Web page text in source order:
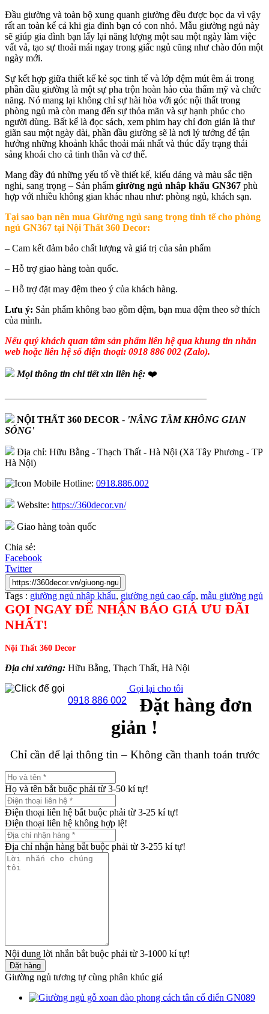
Đầu giường và toàn bộ xung quanh giường đều được bọc da vì vậy
rất an toàn kể cả khi gia đình bạn có con nhỏ. Mẫu giường ngủ này
sẽ giúp gia đình bạn lấy lại năng lượng một sau một ngày làm việc
vất vả, tạo sự thoải mái ngay trong giấc ngủ cũng như chào đón một
ngày mới.
Sự kết hợp giữa thiết kế kẻ sọc tinh tế và lớp đệm mút êm ái trong
phần đầu giường là một sự pha trộn hoàn hảo của thẩm mỹ và chức
năng. Nó mang lại không chỉ sự hài hòa với góc nội thất trong
phòng ngủ mà còn mang đến sự thỏa mãn và sự hạnh phúc cho
người dùng. Bất kể là đọc sách, xem phim hay chỉ đơn giản là thư
giãn sau một ngày dài, phần đầu giường sẽ là nơi lý tưởng để tận
hưởng những khoảnh khắc thoải mái nhất và thúc đẩy trạng thái
sảng khoái cho cả tinh thần và cơ thể.
Mang đầy đủ những yếu tố về thiết kế, kiểu dáng và màu sắc tiện
nghi, sang trọng – Sản phẩm giường ngủ nhâp khẩu GN367 phù
hợp với nhiều không gian khác nhau như: phòng ngủ, khách sạn.
Tại sao bạn nên mua Giường ngủ sang trọng tinh tế cho phòng
ngủ GN367 tại Nội Thất 360 Decor:
– Cam kết đảm bảo chất lượng và giá trị của sản phẩm
– Hỗ trợ giao hàng toàn quốc.
– Hỗ trợ đặt may đệm theo ý của khách hàng.
Lưu ý: Sản phẩm không bao gồm đệm, bạn mua đệm theo sở thích
của mình.
Nếu quý khách quan tâm sản phẩm liên hệ qua khung tin nhắn
web hoặc liên hệ số điện thoại: 0918 886 002 (Zalo).
Mọi thông tin chi tiết xin liên hệ: ❤️
—————————————————————
NỘI THẤT 360 DECOR - 'NÂNG TẦM KHÔNG GIAN
SỐNG'
Địa chỉ: Hữu Bằng - Thạch Thất - Hà Nội (Xã Tây Phương - TP
Hà Nội)
Hotline: 0918.886.002
Website: https://360decor.vn/
Giao hàng toàn quốc
Chia sẻ:
Facebook
Twitter
Tags : giường ngủ nhập khẩu, giường ngủ cao cấp, mẫu giường ngủ
GỌI NGAY ĐỂ NHẬN BÁO GIÁ ƯU ĐÃI
NHẤT!
Nội Thất 360 Decor
Địa chỉ xưởng: Hữu Bằng, Thạch Thất, Hà Nội
0918 886 002
Gọi lại cho tôi
Đặt hàng đơn
giản !
Chỉ cần để lại thông tin – Không cần thanh toán trước
Họ và tên bắt buộc phải từ 3-50 kí tự!
Điện thoại liên hệ bắt buộc phải từ 3-25 kí tự!
Điện thoại liên hệ không hợp lệ!
Địa chỉ nhận hàng bắt buộc phải từ 3-255 kí tự!
Nội dung lời nhắn bắt buộc phải từ 3-1000 kí tự!
Đặt hàng
Giường ngủ tương tự cùng phân khúc giá